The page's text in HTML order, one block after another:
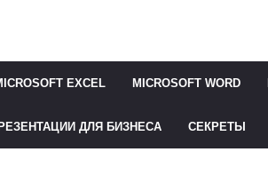
EXCEL MICROSOFT WORD
ДЛЯ БИЗНЕСА СЕКРЕТЫ